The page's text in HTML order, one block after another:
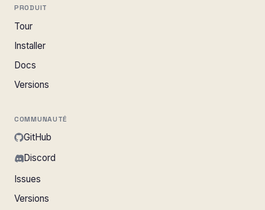
PRODUIT
Tour
Installer
Docs
Versions
COMMUNAUTÉ
GitHub
Discord
Issues
Versions